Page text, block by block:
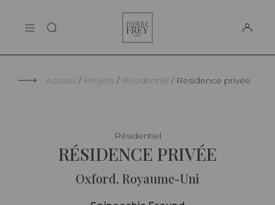
LA MAISON
Frey
Accueil Projets Résidentiel Résidence privée
Résidentiel
RÉSIDENCE PRIVÉE
Oxford, Royaume-Uni